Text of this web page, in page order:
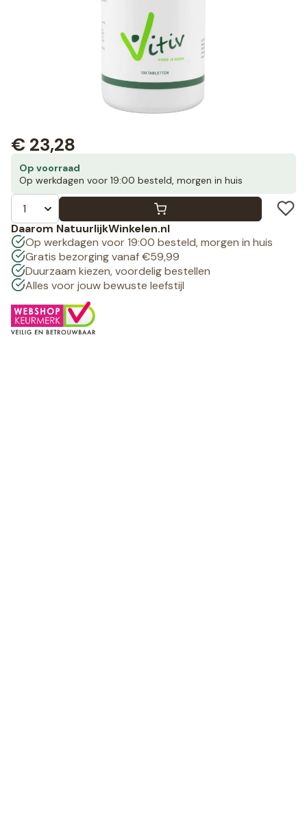
Op voorraad
Op werkdagen voor 19:00 besteld, morgen in huis
€ 23,28
Daarom NatuurlijkWinkelen.nl
Op werkdagen voor 19:00 besteld, morgen in huis
Gratis bezorging vanaf €59,99
Duurzaam kiezen, voordelig bestellen
Alles voor jouw bewuste leefstijl